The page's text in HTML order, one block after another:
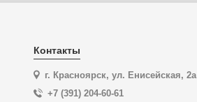
Контакты
г. Красноярск, ул. Енисейская, 2а
+7 (391) 204-60-61